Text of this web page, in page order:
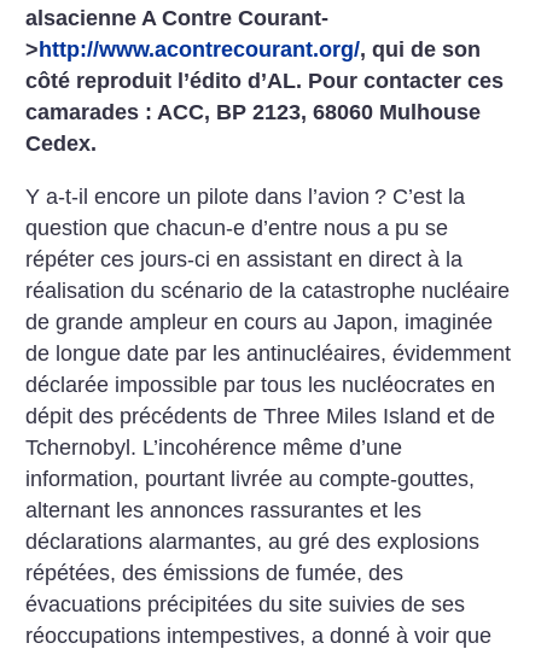
alsacienneA Contre Courant-
> http://www.acontrecourant.org/, qui de son
côté reproduit l’édito d’AL. Pour contacter ces
camarades : ACC, BP 2123, 68060 Mulhouse
Cedex.
Y a-t-il encore un pilote dans l’avion ? C’est la
question que chacun-e d’entre nous a pu se
répéter ces jours-ci en assistant en direct à la
réalisation du scénario de la catastrophe nucléaire
de grande ampleur en cours au Japon, imaginée
de longue date par les antinucléaires, évidemment
déclarée impossible par tous les nucléocrates en
dépit des précédents de Three Miles Island et de
Tchernobyl. L’incohérence même d’une
information, pourtant livrée au compte-gouttes,
alternant les annonces rassurantes et les
déclarations alarmantes, au gré des explosions
répétées, des émissions de fumée, des
évacuations précipitées du site suivies de ses
réoccupations intempestives, a donné à voir que